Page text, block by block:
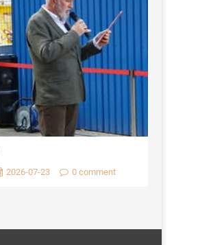
2026-07-23 0 comment